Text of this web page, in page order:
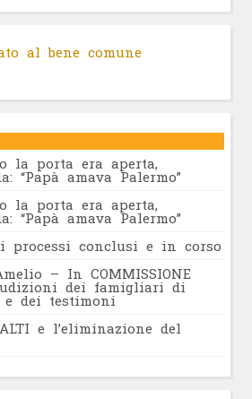
al bene comune
la porta era aperta,
“Papà amava Palermo”
la porta era aperta,
“Papà amava Palermo”
i processi conclusi e in corso
– In COMMISSIONE
dei famigliari di
e dei testimoni
e l’eliminazione del